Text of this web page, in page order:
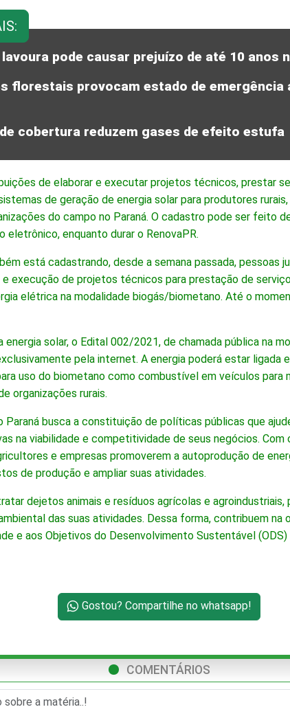
pode causar prejuízo de até 10 anos
florestais provocam estado de emergência
cobertura reduzem gases de efeito estufa
de elaborar e executar projetos técnicos, prestar
de geração de energia solar para produtores
do campo no Paraná. O cadastro pode ser feito
enquanto durar o RenovaPR.
está cadastrando, desde a semana passada, pessoas
e execução de projetos técnicos para prestação de
elétrica na modalidade biogás/biometano. Até o
energia solar, o Edital 002/2021, de chamada pública na
pela internet. A energia poderá estar ligada
uso do biometano como combustível em veículos para
organizações rurais.
Paraná busca a constituição de políticas públicas que
na viabilidade e competitividade de seus negócios. Com
e empresas promoverem a autoprodução de
de produção e ampliar suas atividades.
dejetos animais e resíduos agrícolas e agroindustriais,
das suas atividades. Dessa forma, contribuem na
e aos Objetivos do Desenvolvimento Sustentável (ODS)
Gostou? Compartilhe no whatsapp!
COMENTÁRIOS